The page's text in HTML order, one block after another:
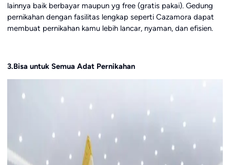
lainnya baik berbayar maupun yg free (gratis pakai). Gedung
pernikahan dengan fasilitas lengkap seperti Cazamora dapat
membuat pernikahan kamu lebih lancar, nyaman, dan efisien.
3.Bisa untuk Semua Adat Pernikahan